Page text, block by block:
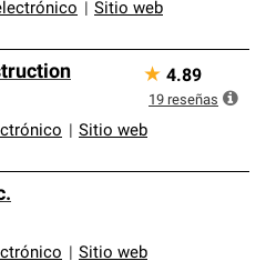
Sitio web
Sitio web
★ 4.89
19 reseñas
Sitio web